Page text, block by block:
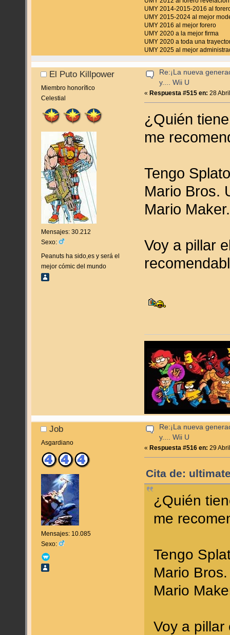
UMY 2014-2015-2016 al
UMY 2015-2024 al mejor
UMY 2016 al mejor forero
UMY 2020 a la mejor firma
UMY 2020 a toda una
UMY 2025 al mejor
El Puto Killpower
Miembro honorífico
Celestial
Mensajes: 30.212
Sexo:
Peanuts ha sido,es y será el
mejor cómic del mundo
Re:¡La nueva
y.... Wii U
« Respuesta #515 en: 28
¿Quién
me
Tengo
Mario Bros.
Mario Maker.
Voy a pillar
Job
Asgardiano
Mensajes: 10.085
Sexo:
Re:¡La nueva
y.... Wii U
«Respuesta #516 en: 29
Cita de:
¿Quién
me
Tengo
Mario
Mario
Voy a pillar